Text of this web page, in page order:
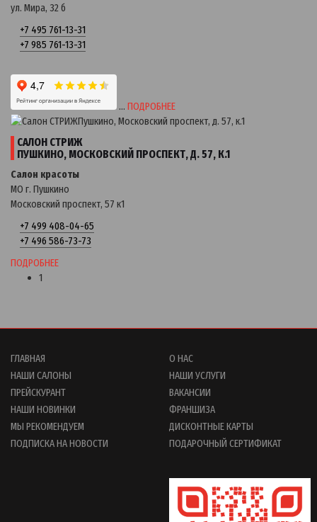
ул. Мира, 32 б
+7 495 761-13-31
+7 985 761-13-31
… ПОДРОБНЕЕ
САЛОН СТРИЖ
ПУШКИНО, МОСКОВСКИЙ ПРОСПЕКТ, Д. 57, К.1
Салон красоты
МО г. Пушкино
Московский проспект, 57 к1
+7 499 408-04-65
+7 496 586-73-73
ПОДРОБНЕЕ
1
ГЛАВНАЯ
НАШИ САЛОНЫ
ПРЕЙСКУРАНТ
НАШИ НОВИНКИ
МЫ РЕКОМЕНДУЕМ
ПОДПИСКА НА НОВОСТИ
О НАС
НАШИ УСЛУГИ
ВАКАНСИИ
ФРАНШИЗА
ДИСКОНТНЫЕ КАРТЫ
ПОДАРОЧНЫЙ СЕРТИФИКАТ